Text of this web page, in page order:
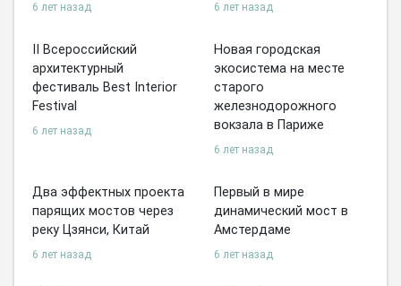
6 лет назад 6 лет назад
II Всероссийский
архитектурный
фестиваль Best Interior
Festival
6 лет назад
Новая городская
экосистема на месте
старого
железнодорожного
вокзала в Париже
6 лет назад
Два эффектных проекта
парящих мостов через
реку Цзянси, Китай
6 лет назад
Первый в мире
динамический мост в
Амстердаме
6 лет назад